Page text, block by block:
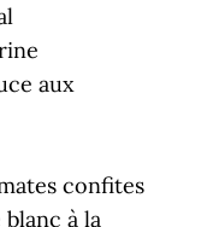
aux
confites
à la